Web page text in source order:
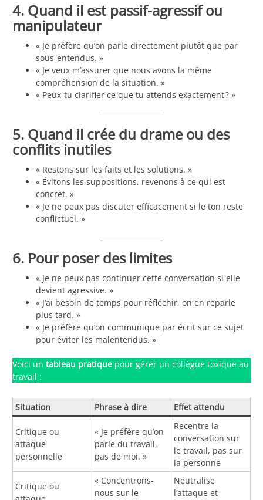
4. Quand il est passif-agressif ou
manipulateur
« Je préfère qu’on parle directement plutôt que par
sous-entendus. »
« Je veux m’assurer que nous avons la même
compréhension de la situation. »
« Peux-tu clarifier ce que tu attends exactement ? »
5. Quand il crée du drame ou des
conflits inutiles
« Restons sur les faits et les solutions. »
« Évitons les suppositions, revenons à ce qui est
concret. »
« Je ne peux pas discuter efficacement si le ton reste
conflictuel. »
6. Pour poser des limites
« Je ne peux pas continuer cette conversation si elle
devient agressive. »
« J’ai besoin de temps pour réfléchir, on en reparle
plus tard. »
« Je préfère qu’on communique par écrit sur ce sujet
pour éviter les malentendus. »
Voici un tableau pratique pour gérer un collègue toxique au
travail :
Situation Phrase à dire Effet attendu
Critique ou
attaque
personnelle
« Je préfère qu’on
parle du travail,
pas de moi. »
Recentre la
conversation sur
le travail, pas sur
la personne
Critique ou
« Concentrons-
nous sur le
Neutralise
l’attaque et